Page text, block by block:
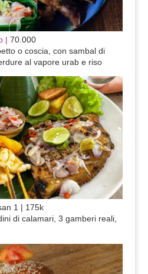
| 70.000
o coscia, con sambal di
al vapore urab e riso
1 | 175k
di calamari, 3 gamberi reali,